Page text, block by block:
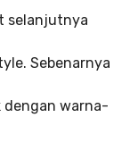
selanjutnya
Sebenarnya
dengan warna-